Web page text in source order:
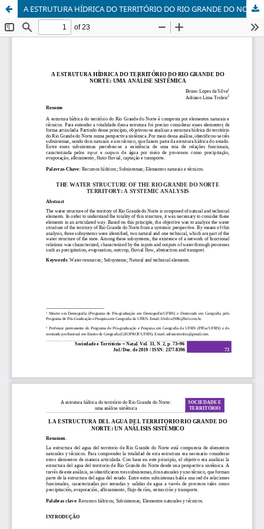
A ESTRUTURA HÍDRICA DO TERRITÓRIO DO RIO GRANDE DO NORTE